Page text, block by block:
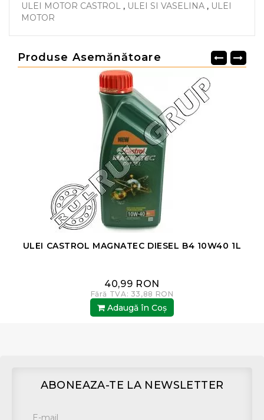
ULEI MOTOR CASTROL , ULEI SI VASELINA , ULEI
MOTOR
Produse Asemănătoare
ULEI CASTROL MAGNATEC DIESEL B4 10W40 1L
40,99 RON
Fără TVA: 33,88 RON
Adaugă în Coş
ABONEAZA-TE LA NEWSLETTER